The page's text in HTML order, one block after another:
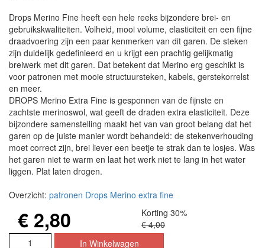
Drops Merino Fine heeft een hele reeks bijzondere brei- en
gebruikskwaliteiten. Volheid, mooi volume, elasticiteit en een fijne
draadvoering zijn een paar kenmerken van dit garen. De steken
zijn duidelijk gedefinieerd en u krijgt een prachtig gelijkmatig
breiwerk met dit garen. Dat betekent dat Merino erg geschikt is
voor patronen met mooie structuursteken, kabels, gerstekorrelst
en meer.
DROPS Merino Extra Fine is gesponnen van de fijnste en
zachtste merinoswol, wat geeft de draden extra elasticiteit. Deze
bijzondere samenstelling maakt het van van groot belang dat het
garen op de juiste manier wordt behandeld: de stekenverhouding
moet correct zijn, brei liever een beetje te strak dan te losjes. Was
het garen niet te warm en laat het werk niet te lang in het water
liggen. Plat laten drogen.
Overzicht: patronen Drops Merino extra fine
€ 2,80
Korting 30%
€ 4,00